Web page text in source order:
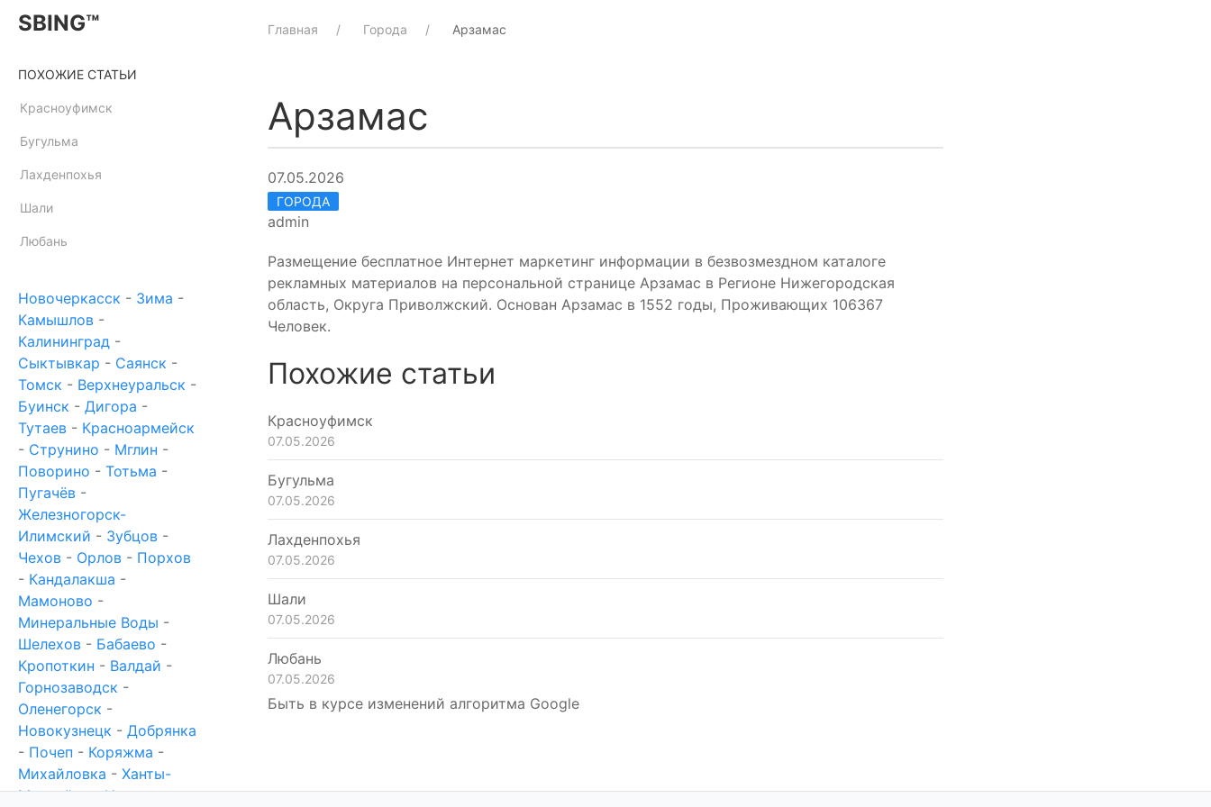
SBING™
ПОХОЖИЕ СТАТЬИ
Красноуфимск
Бугульма
Лахденпохья
Шали
Любань
Новочеркасск - Зима -
Камышлов -
Калининград -
Сыктывкар - Саянск -
Томск - Верхнеуральск -
Буинск - Дигора -
Тутаев - Красноармейск
- Струнино - Мглин -
Поворино - Тотьма -
Пугачёв -
Железногорск-
Илимский - Зубцов -
Чехов - Орлов - Порхов
- Кандалакша -
Мамоново -
Минеральные Воды -
Шелехов - Бабаево -
Кропоткин - Валдай -
Горнозаводск -
Оленегорск -
Новокузнецк - Добрянка
- Почеп - Коряжма -
Михайловка - Ханты-
Мансийск-Новотроицк
Главная Города Арзамас
Арзамас
07.05.2026
ГОРОДА
admin
Размещение бесплатное Интернет маркетинг информации в безвозмездном каталоге
рекламных материалов на персональной странице Арзамас в Регионе Нижегородская
область, Округа Приволжский. Основан Арзамас в 1552 годы, Проживающих 106367
Человек.
Похожие статьи
Красноуфимск
07.05.2026
Бугульма
07.05.2026
Лахденпохья
07.05.2026
Шали
07.05.2026
Любань
07.05.2026
Быть в курсе изменений алгоритма Google